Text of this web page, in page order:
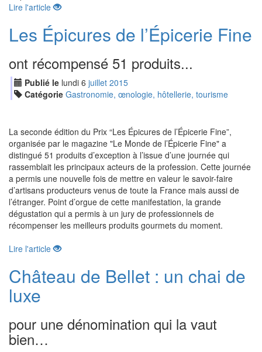
Lire l'article
Les Épicures de l’Épicerie Fine
ont récompensé 51 produits...
Publié le lundi 6 juillet 2015
Catégorie Gastronomie, œnologie, hôtellerie, tourisme
La seconde édition du Prix “Les Épicures de l’Épicerie Fine”,
organisée par le magazine "Le Monde de l’Épicerie Fine" a
distingué 51 produits d’exception à l’issue d’une journée qui
rassemblait les principaux acteurs de la profession. Cette journée
a permis une nouvelle fois de mettre en valeur le savoir-faire
d’artisans producteurs venus de toute la France mais aussi de
l’étranger. Point d’orgue de cette manifestation, la grande
dégustation qui a permis à un jury de professionnels de
récompenser les meilleurs produits gourmets du moment.
Lire l'article
Château de Bellet : un chai de
luxe
pour une dénomination qui la vaut
bien…